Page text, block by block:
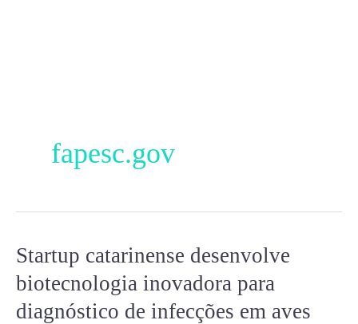
fapesc.gov
Startup catarinense desenvolve
biotecnologia inovadora para
diagnóstico de infecções em aves
Startup
catarinense
desenvolve
biotecnologia